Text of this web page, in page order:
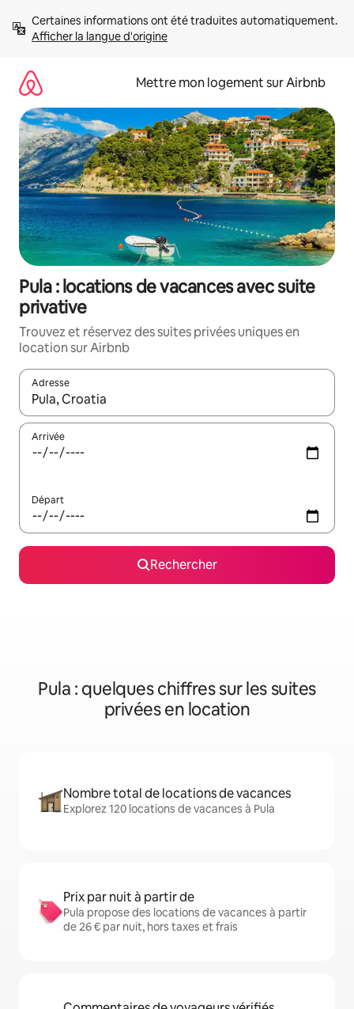
directement
Afficher la langue d'origine
Mettre mon logement sur Airbnb
Pula : locations de vacances avec suite
privative
Trouvez et réservez des suites privées uniques en
location sur Airbnb
Adresse
Lorsque les résultats s'affichent, utilisez les flèches vers le
Arrivée
Départ
Rechercher
Pula : quelques chiffres sur les suites
privées en location
Nombre total de locations de vacances
Explorez 120 locations de vacances à Pula
Prix par nuit à partir de
Pula propose des locations de vacances à partir
de 26 € par nuit, hors taxes et frais